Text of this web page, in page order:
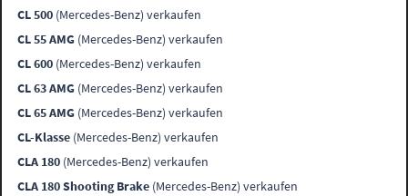
CL 500 (Mercedes-Benz) verkaufen
CL 55 AMG (Mercedes-Benz) verkaufen
CL 600 (Mercedes-Benz) verkaufen
CL 63 AMG (Mercedes-Benz) verkaufen
CL 65 AMG (Mercedes-Benz) verkaufen
CL-Klasse (Mercedes-Benz) verkaufen
CLA 180 (Mercedes-Benz) verkaufen
CLA 180 Shooting Brake (Mercedes-Benz) verkaufen